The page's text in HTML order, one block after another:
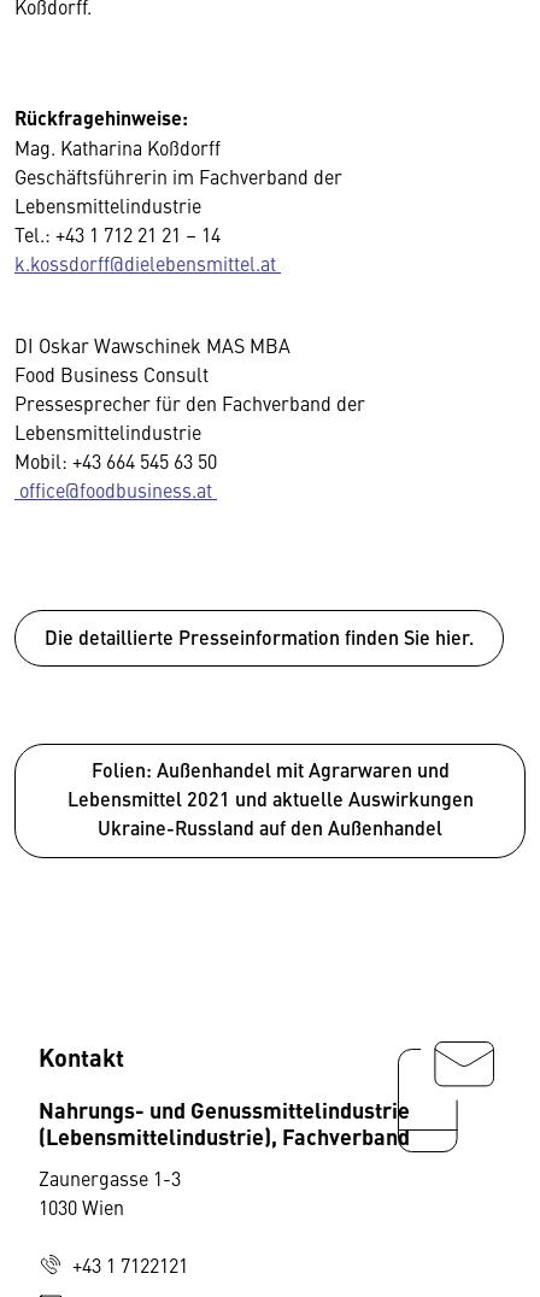
Koßdorff.
Rückfragehinweise:
Mag. Katharina Koßdorff
Geschäftsführerin im Fachverband der
Lebensmittelindustrie
Tel.: +43 1 712 21 21 – 14
k.kossdorff@dielebensmittel.at
DI Oskar Wawschinek MAS MBA
Food Business Consult
Pressesprecher für den Fachverband der
Lebensmittelindustrie
Mobil: +43 664 545 63 50
office@foodbusiness.at
Die detaillierte Presseinformation finden Sie hier.
Folien: Außenhandel mit Agrarwaren und
Lebensmittel 2021 und aktuelle Auswirkungen
Ukraine-Russland auf den Außenhandel
Kontakt
Nahrungs- und Genussmittelindustrie
(Lebensmittelindustrie), Fachverband
Zaunergasse 1-3
1030 Wien
+43 1 7122121